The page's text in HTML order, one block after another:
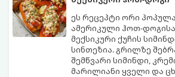
ეს რეცეპტი ორი
ამერიკული ჰოთ-
მექსიკური ქუჩის
სინთეზია. გრილზე
შემწვარი სიმინდი,
მარილიანი ყველი და